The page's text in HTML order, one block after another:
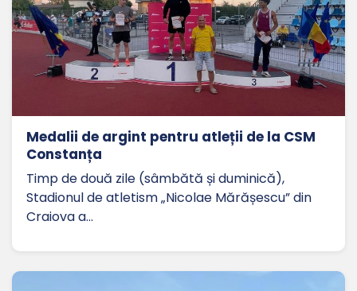
Medalii de argint pentru atleții de la CSM
Constanța
Timp de două zile (sâmbătă și duminică),
Stadionul de atletism „Nicolae Mărășescu” din
Craiova a…